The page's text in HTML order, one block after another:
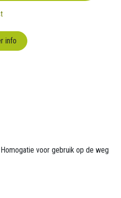
info
voor gebruik op de weg